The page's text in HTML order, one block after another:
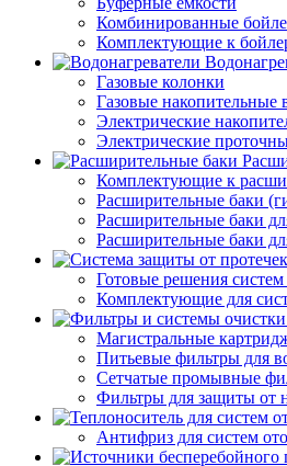
Комбинированные
Комплектующие к
Газовые колонки
Газовые накопительные
Электрические
Электрические
Комплектующие к
Расширительные баки
Расширительные баки
Расширительные баки
Готовые решения
Комплектующие для
Магистральные
Питьевые фильтры для
Сетчатые промывные
Фильтры для защиты от
Антифриз для систем